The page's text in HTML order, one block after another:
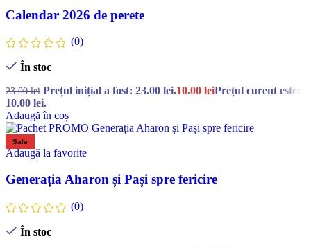
Calendar 2026 de perete
(0)
În stoc
23.00lei Prețul inițial a fost: 23.00 lei.10.00 leiPrețul curent este:
10.00 lei.
Adaugă în coș
Sale
Adaugă la favorite
Generația Aharon și Pași spre fericire
(0)
În stoc